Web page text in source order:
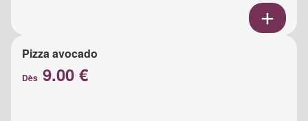
Pizza avocado
Dès 9.00 €